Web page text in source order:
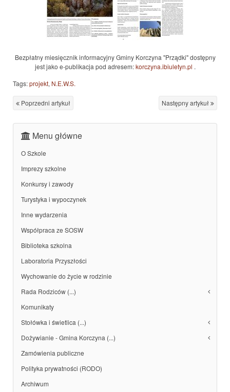
Bezpłatny miesięcznik informacyjny Gminy Korczyna "Prządki" dostępny
jest jako e-publikacja pod adresem:korczyna.ibiuletyn.pl .
Tags:projekt, N.E.W.S.
Poprzedni artykuł Następny artykuł
Menu główne
O Szkole
Imprezy szkolne
Konkursy i zawody
Turystyka i wypoczynek
Inne wydarzenia
Współpraca ze SOSW
Biblioteka szkolna
Laboratoria Przyszłości
Wychowanie do życie w rodzinie
Rada Rodziców (...)
Komunikaty
Stołówka i świetlica (...)
Dożywianie - Gmina Korczyna (...)
Zamówienia publiczne
Polityka prywatności (RODO)
Archiwum